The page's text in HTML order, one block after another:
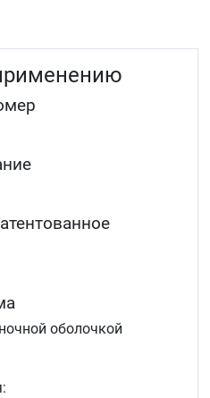
оболочкой